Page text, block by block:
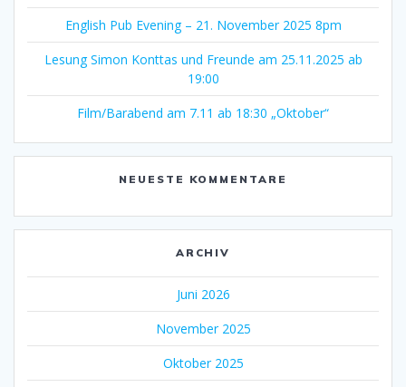
English Pub Evening – 21. November 2025 8pm
Lesung Simon Konttas und Freunde am 25.11.2025 ab
19:00
Film/Barabend am 7.11 ab 18:30 „Oktober“
NEUESTE KOMMENTARE
ARCHIV
Juni 2026
November 2025
Oktober 2025